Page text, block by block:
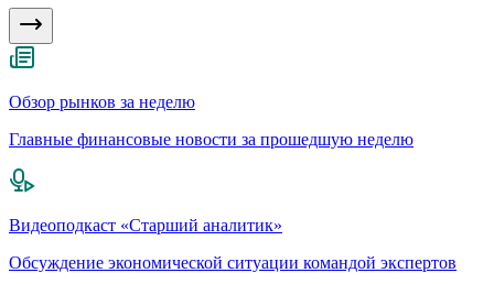
Обзор рынков за неделю
Главные финансовые новости за прошедшую неделю
Видеоподкаст «Старший аналитик»
Обсуждение экономической ситуации командой экспертов